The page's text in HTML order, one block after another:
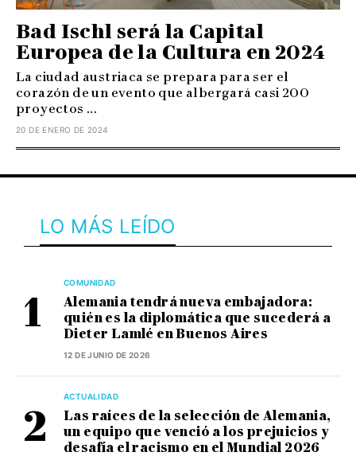
Bad Ischl será la Capital
Europea de la Cultura en 2024
La ciudad austriaca se prepara para ser el
corazón de un evento que albergará casi 200
proyectos ...
20 DE ENERO DE 2024
LO MÁS LEÍDO
COMUNIDAD
Alemania tendrá nueva embajadora:
quién es la diplomática que sucederá a
Dieter Lamlé en Buenos Aires
12 DE JUNIO DE 2026
ACTUALIDAD
Las raíces de la selección de Alemania,
un equipo que venció a los prejuicios y
desafía el racismo en el Mundial 2026